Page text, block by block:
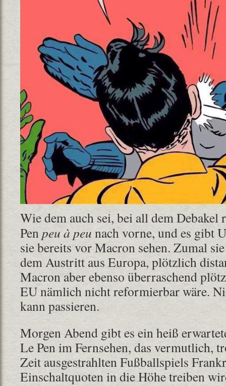
Wie dem auch sei, bei all dem
Penpeu à peu nach vorne, und es gibt
sie bereits vor Macron sehen. Zumal
dem Austritt aus Europa, plötzlich
Macron aber ebenso überraschend
EU nämlich nicht reformierbar wäre.
kann passieren.
Morgen Abend gibt es ein heiß
Le Pen im Fernsehen, das vermutlich,
Zeit ausgestrahlten Fußballspiels
Einschaltquoten in die Höhe treiben